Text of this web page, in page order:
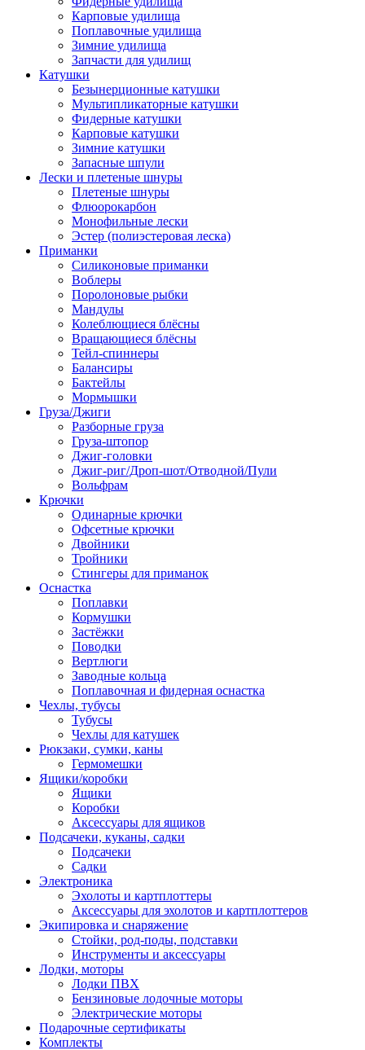
Карповые удилища
Поплавочные удилища
Зимние удилища
Запчасти для удилищ
Катушки
Безынерционные катушки
Мультипликаторные катушки
Фидерные катушки
Карповые катушки
Зимние катушки
Запасные шпули
Лески и плетеные шнуры
Плетеные шнуры
Флюорокарбон
Монофильные лески
Эстер (полиэстеровая леска)
Приманки
Силиконовые приманки
Воблеры
Поролоновые рыбки
Мандулы
Колеблющиеся блёсны
Вращающиеся блёсны
Тейл-спиннеры
Балансиры
Бактейлы
Мормышки
Груза/Джиги
Разборные груза
Груза-штопор
Джиг-головки
Джиг-риг/Дроп-шот/Отводной/Пули
Вольфрам
Крючки
Одинарные крючки
Офсетные крючки
Двойники
Тройники
Стингеры для приманок
Оснастка
Поплавки
Кормушки
Застёжки
Поводки
Вертлюги
Заводные кольца
Поплавочная и фидерная оснастка
Чехлы, тубусы
Тубусы
Чехлы для катушек
Рюкзаки, сумки, каны
Гермомешки
Ящики/коробки
Ящики
Коробки
Аксессуары для ящиков
Подсачеки, куканы, садки
Подсачеки
Садки
Электроника
Эхолоты и картплоттеры
Аксессуары для эхолотов и картплоттеров
Экипировка и снаряжение
Стойки, род-поды, подставки
Инструменты и аксессуары
Лодки, моторы
Лодки ПВХ
Бензиновые лодочные моторы
Электрические моторы
Подарочные сертификаты
Комплекты